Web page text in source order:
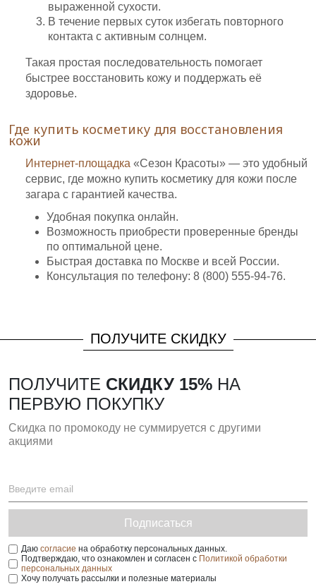
выраженной сухости.
В течение первых суток избегать повторного
контакта с активным солнцем.
Такая простая последовательность помогает
быстрее восстановить кожу и поддержать её
здоровье.
Где купить косметику для восстановления
кожи
Интернет-площадка «Сезон Красоты» — это удобный
сервис, где можно купить косметику для кожи после
загара с гарантией качества.
Удобная покупка онлайн.
Возможность приобрести проверенные бренды
по оптимальной цене.
Быстрая доставка по Москве и всей России.
Консультация по телефону: 8 (800) 555-94-76.
ПОЛУЧИТЕ СКИДКУ
ПОЛУЧИТЕ СКИДКУ 15% НА
ПЕРВУЮ ПОКУПКУ
Скидка по промокоду не суммируется с другими
акциями
Подписаться
Даю согласие на обработку персональных данных.
Подтверждаю, что ознакомлен и согласен с Политикой обработки
персональных данных
Хочу получать рассылки и полезные материалы